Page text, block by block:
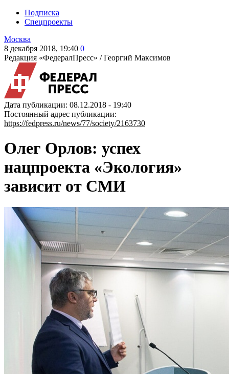
Подписка
Спецпроекты
Москва
8 декабря 2018, 19:40 0
Редакция «ФедералПресс» /Георгий Максимов
Дата публикации: 08.12.2018 - 19:40
Постоянный адрес публикации:
https://fedpress.ru/news/77/society/2163730
Олег Орлов: успех
нацпроекта «Экология»
зависит от СМИ